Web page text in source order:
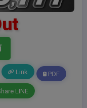
Link PDF
LINE